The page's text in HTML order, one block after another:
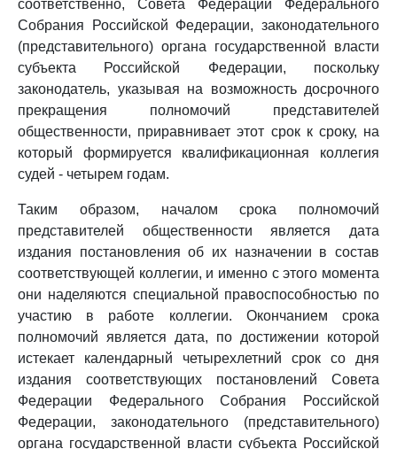
соответственно, Совета Федерации Федерального
Собрания Российской Федерации, законодательного
(представительного) органа государственной власти
субъекта Российской Федерации, поскольку
законодатель, указывая на возможность досрочного
прекращения полномочий представителей
общественности, приравнивает этот срок к сроку, на
который формируется квалификационная коллегия
судей - четырем годам.
Таким образом, началом срока полномочий
представителей общественности является дата
издания постановления об их назначении в состав
соответствующей коллегии, и именно с этого момента
они наделяются специальной правоспособностью по
участию в работе коллегии. Окончанием срока
полномочий является дата, по достижении которой
истекает календарный четырехлетний срок со дня
издания соответствующих постановлений Совета
Федерации Федерального Собрания Российской
Федерации, законодательного (представительного)
органа государственной власти субъекта Российской